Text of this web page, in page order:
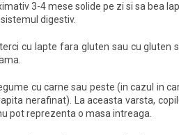
3-4 mese solide pe zi si sa bea
digestiv.
cu lapte fara gluten sau cu
cu carne sau peste (in cazul in
nerafinat). La aceasta varsta,
pot reprezenta o masa intreaga.